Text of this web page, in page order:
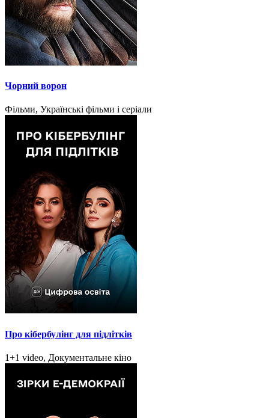
Чорний ворон
Фільми, Українські фільми і серіали
Про кібербулінг для підлітків
1+1 video, Документальне кіно